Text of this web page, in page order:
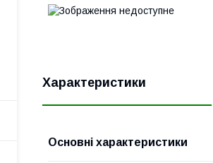
Характеристики
Основні характеристики